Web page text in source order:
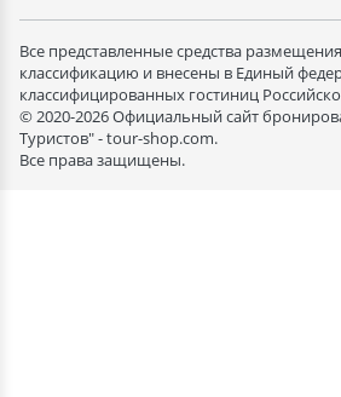
Все представленные средства
классификацию и внесены в Единый
классифицированных гостиниц
© 2020-2026 Официальный сайт
Туристов" - tour-shop.com.
Все права защищены.